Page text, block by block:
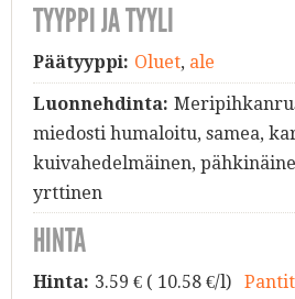
TYYPPI JA TYYLI
Päätyyppi: Oluet, ale
Luonnehdinta:
miedosti humaloitu, samea,
kuivahedelmäinen,
yrttinen
HINTA
Hinta: 3.59 € ( 10.58 €/l) Pantit